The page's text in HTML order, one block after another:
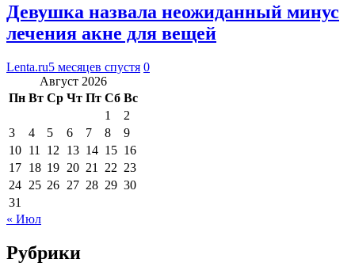
Девушка назвала неожиданный минус
лечения акне для вещей
Lenta.ru5 месяцев спустя 0
Август 2026
Пн Вт Ср Чт Пт Сб Вс
1
2
3
4 5 6 7 8
9
10 11 12 13 14 15 16
17 18 19 20 21 22 23
24 25 26 27 28 29 30
31
« Июл
Рубрики